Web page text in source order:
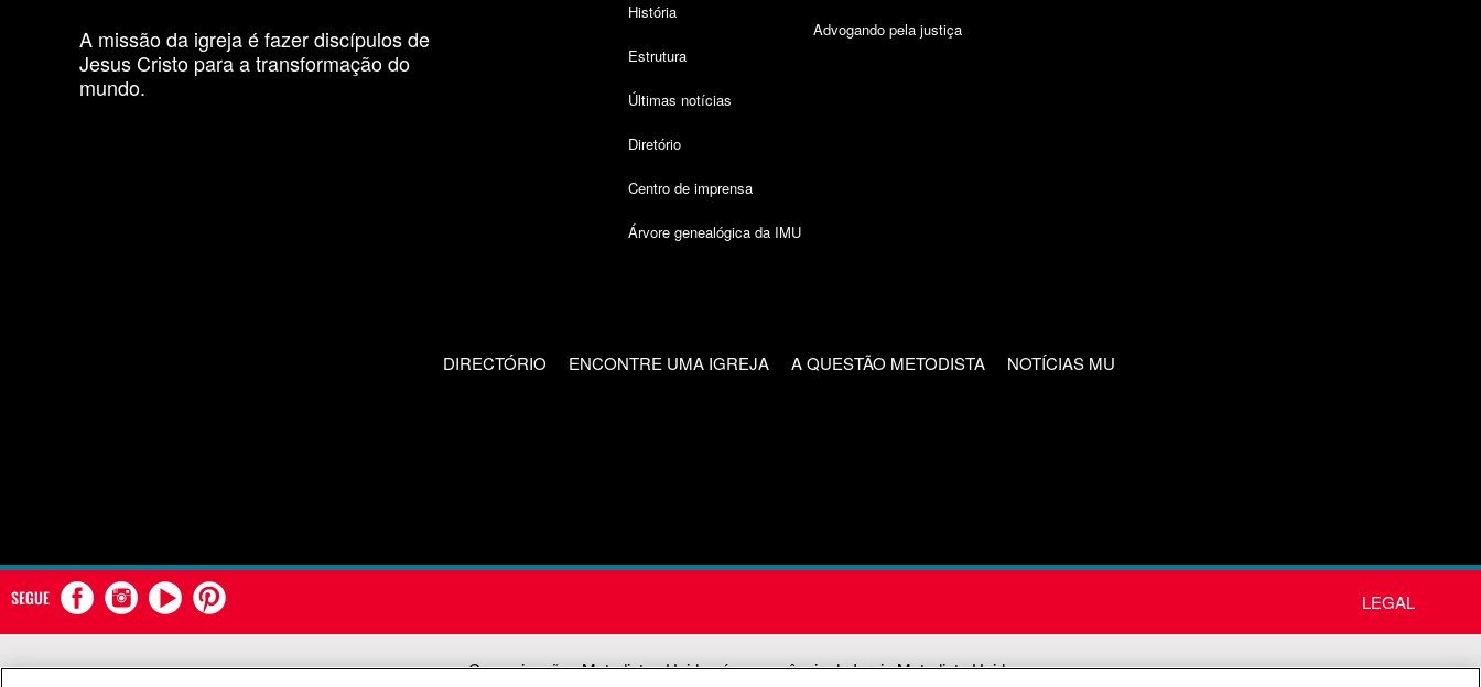
A missão da igreja é fazer discípulos de
Jesus Cristo para a transformação do
mundo.
História
Estrutura
Últimas notícias
Diretório
Centro de imprensa
Árvore genealógica da IMU
Advogando pela justiça
DIRECTÓRIO ENCONTRE UMA IGREJA A QUESTÃO METODISTA NOTÍCIAS MU
SEGUE LEGAL
Comunicações Metodistas Unidas é uma agência da Igreja Metodista Unida